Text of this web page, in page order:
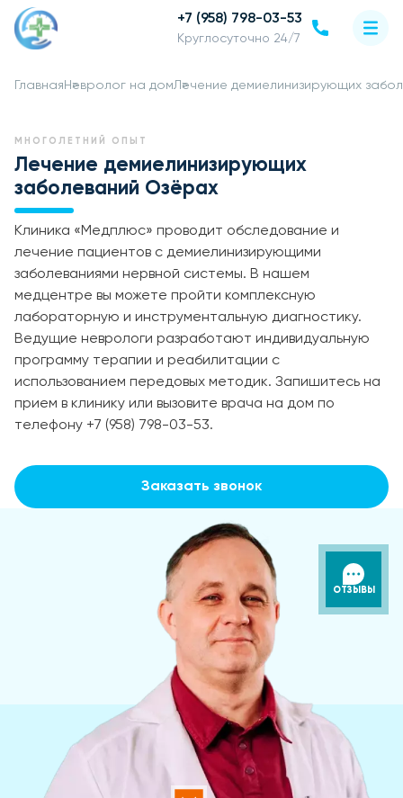
+7 (958) 798-03-53
Круглосуточно 24/7
Главная Невролог на домЛечение демиелинизирующих
МНОГОЛЕТНИЙ ОПЫТ
Лечение демиелинизирующих
заболеваний Озёрах
Клиника «Медплюс» проводит обследование и
лечение пациентов с демиелинизирующими
заболеваниями нервной системы. В нашем
медцентре вы можете пройти комплексную
лабораторную и инструментальную диагностику.
Ведущие неврологи разработают индивидуальную
программу терапии и реабилитации с
использованием передовых методик. Запишитесь на
прием в клинику или вызовите врача на дом по
телефону +7 (958) 798-03-53.
Заказать звонок
ОТЗЫВЫ